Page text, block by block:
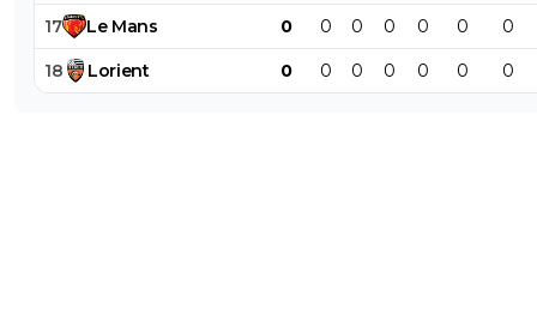
17 Le Mans 0 0 0 0 0 0 0
18 Lorient 0 0 0 0 0 0 0